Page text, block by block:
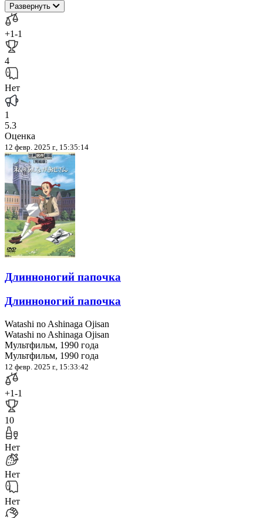
Развернуть
+1-1
4
Нет
1
5.3
Оценка
12 февр. 2025 г., 15:35:14
Длинноногий папочка
Длинноногий папочка
Watashi no Ashinaga Ojisan
Watashi no Ashinaga Ojisan
Мультфильм, 1990 года
Мультфильм, 1990 года
12 февр. 2025 г., 15:33:42
+1-1
10
Нет
Нет
Нет